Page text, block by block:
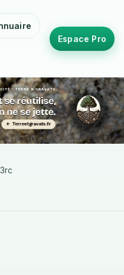
Espace Pro